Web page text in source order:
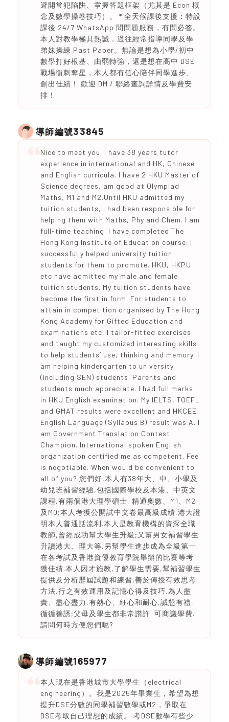
避開常犯陷阱、掌握答題框架（尤其是 Econ 概
念及數學操卷技巧）。 * 全天候課後支援：特設
課後 24/7 WhatsApp 問問題服務，有問必答。
本人對教學極具熱誠，過往經常指導同學及學
弟妹操練 Past Paper。無論是想為小學/初中
數學打好根基、由弱轉強，還是想在高中 DSE
戰場衝刺奪星，本人都有信心陪伴同學進步、
創出佳績！ 歡迎 DM / 聯絡查詢詳情及學費安
排！
導師編號33845
Nice to meet you. I have 38 years tutor
experience in international and HK, Chinese
and English curricula. I have 2 HKU Master of
Science degrees, am good at Olympiad
Maths, M1 and M2.Until HKU admitted my
tuition students, I had been responsible for
helping them with Maths, Phy and Chem. I am
full-time teaching. I have completed The
Hong Kong Institute of Education course. I
successfully helped university tuition
students for them to promote. HKU, HKPU
etc have admitted my male and female
tuition students. My tuition students have
become the first in form. For students to
attain in competition organised by The Hong
Kong Academy for Gifted Education and
examinations etc, I tailor-fitted exercises
and taught my customized interesting skills
to help students’ use, thinking and memory. I
am helping kindergarten to university
(including SEN) students. Parents and
students much appreciate. I had full marks
in HKU English examination. My IELTS, TOEFL
and GMAT results were excellent and HKCEE
English Language (Syllabus B) result was A. I
am Government Translation Contest
Champion. International spoken English
organization certified me as competent. Fee
is negotiable. When would be convenient to
all of you? 您們好,本人有38年大、中、小學及
幼兒班補習經驗,包括國際學校及本港、中英文
課程,有兩個港大理學碩士, 精通奧數、M1、M2
及M0;本人考獲公開試中文卷最高級成績,港大證
明本人普通話流利.本人是教育機構的資深全職
教師,曾經成功幫大學生升級;又幫男女補習學生
升讀港大、理大等,另幫學生進步成為全級第一,
在各考試及香港資優教育學院舉辦的比賽等考
獲佳績.本人因才施教,了解學生需要,幫補習學生
提供及分析歷屆試題和練習,善於傳授有效思考
方法,行之有效運用及記憶心得及技巧,為人盡
責、盡心盡力,有熱心、細心和耐心,誠懇有禮,
循循善誘;父母及學生都非常讚許. 可商議學費.
請問何時方便您們呢?
導師編號165977
本人現在是香港城市大學學生（electrical
engineering）。我是2025年畢業生，希望為想
提升DSE分數的同學補習數學或M2，爭取在
DSE考取自己理想的成績。 考DSE數學有些少